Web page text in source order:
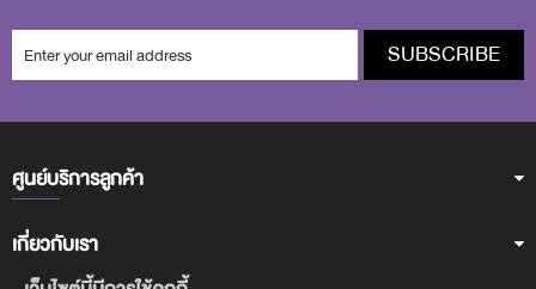
SUBSCRIBE
ศูนย์บริการลูกค้า
เกี่ยวกับเรา